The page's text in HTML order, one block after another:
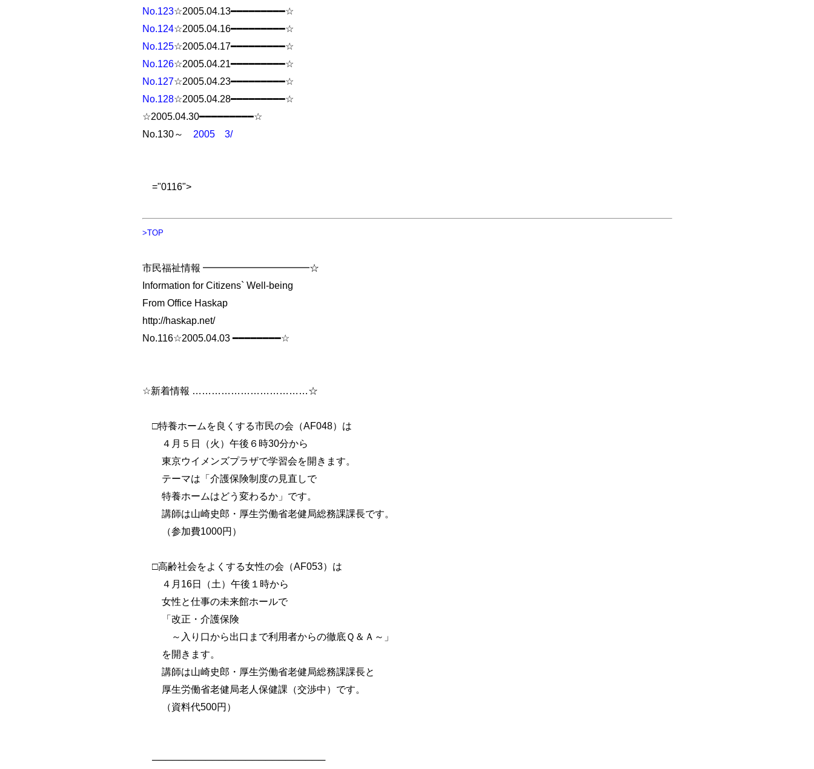
No.123☆2005.04.13━━━━━━━━━☆
No.124☆2005.04.16━━━━━━━━━☆
No.125☆2005.04.17━━━━━━━━━☆
No.126☆2005.04.21━━━━━━━━━☆
No.127☆2005.04.23━━━━━━━━━☆
No.128☆2005.04.28━━━━━━━━━☆
☆2005.04.30━━━━━━━━━☆
No.130～ 2005 3/
="0116">
>TOP
市民福祉情報 ━━━━━━━━━━━☆
Information for Citizens` Well-being
From Office Haskap
http://haskap.net/
No.116☆2005.04.03 ━━━━━━━━☆
☆新着情報 ………………………………☆
□特養ホームを良くする市民の会（AF048）は
４月５日（火）午後６時30分から
東京ウイメンズプラザで学習会を開きます。
テーマは「介護保険制度の見直しで
特養ホームはどう変わるか」です。
講師は山崎史郎・厚生労働省老健局総務課課長です。
（参加費1000円）
□高齢社会をよくする女性の会（AF053）は
４月16日（土）午後１時から
女性と仕事の未来館ホールで
「改正・介護保険
～入り口から出口まで利用者からの徹底Ｑ＆Ａ～」
を開きます。
講師は山崎史郎・厚生労働省老健局総務課課長と
厚生労働省老健局老人保健課（交渉中）です。
（資料代500円）
──────────────────────────